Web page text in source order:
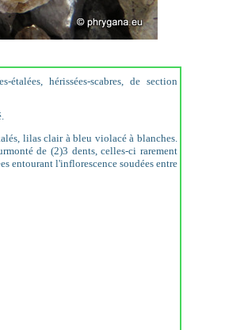
hérissées-scabres, de section
lilas clair à bleu violacé à blanches.
de (2)3 dents, celles-ci rarement
entourant l'inflorescence soudées entre